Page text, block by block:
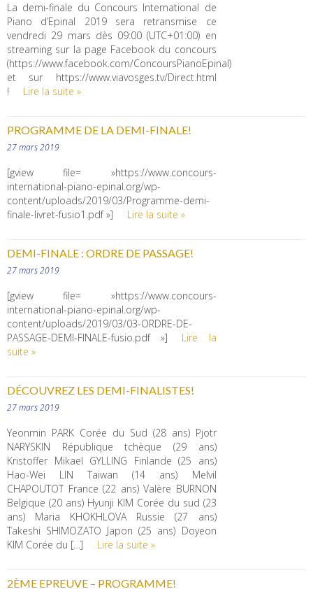
La demi-finale du Concours International de
Piano d’Epinal 2019 sera retransmise ce
vendredi 29 mars dès 09:00 (UTC+01:00) en
streaming sur la page Facebook du concours
(https://www.facebook.com/ConcoursPianoEpinal)
et sur https://www.viavosges.tv/Direct.html
!
Lire la suite »
PROGRAMME DE LA DEMI-FINALE!
27 mars 2019
[gview file= »https://www.concours-
international-piano-epinal.org/wp-
content/uploads/2019/03/Programme-demi-
finale-livret-fusio1.pdf »]
Lire la suite »
DEMI-FINALE : ORDRE DE PASSAGE!
27 mars 2019
[gview file= »https://www.concours-
international-piano-epinal.org/wp-
content/uploads/2019/03/03-ORDRE-DE-
PASSAGE-DEMI-FINALE-fusio.pdf »]
Lire la
suite »
DÉCOUVREZ LES DEMI-FINALISTES!
27 mars 2019
Yeonmin PARK Corée du Sud (28 ans) Pjotr
NARYSKIN République tchèque (29 ans)
Kristoffer Mikael GYLLING Finlande (25 ans)
Hao-Wei LIN Taiwan (14 ans) Melvil
CHAPOUTOT France (22 ans) Valère BURNON
Belgique (20 ans) Hyunji KIM Corée du sud (23
ans) Maria KHOKHLOVA Russie (27 ans)
Takeshi SHIMOZATO Japon (25 ans) Doyeon
KIM Corée du […]
Lire la suite »
2ÈME EPREUVE – PROGRAMME!